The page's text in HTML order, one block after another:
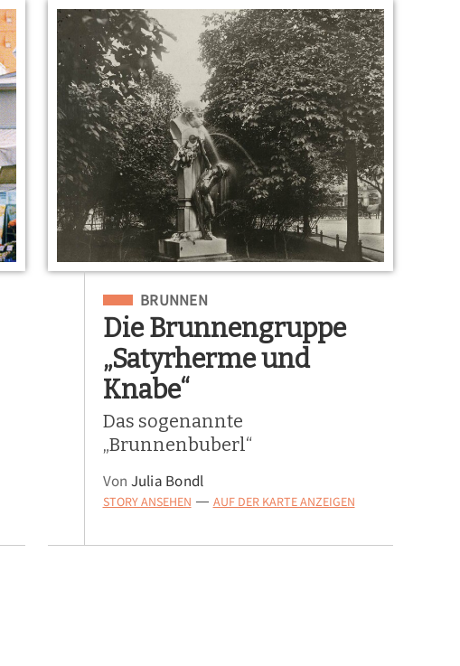
Eingeordnet unter
BRUNNEN
Die Brunnengruppe
„Satyrherme und
Knabe“
Das sogenannte
„Brunnenbuberl“
Von Julia Bondl
STORY ANSEHEN — AUF DER KARTE ANZEIGEN